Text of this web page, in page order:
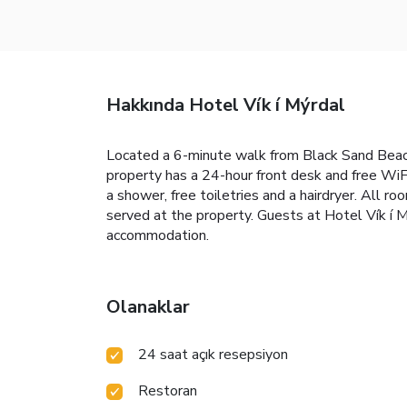
Hakkında Hotel Vík í Mýrdal
Located a 6-minute walk from Black Sand
property has a 24-hour front desk and free
a shower, free toiletries and a hairdryer. All
served at the property. Guests at Hotel Vík í
accommodation.
Olanaklar
24 saat açık resepsiyon
Restoran